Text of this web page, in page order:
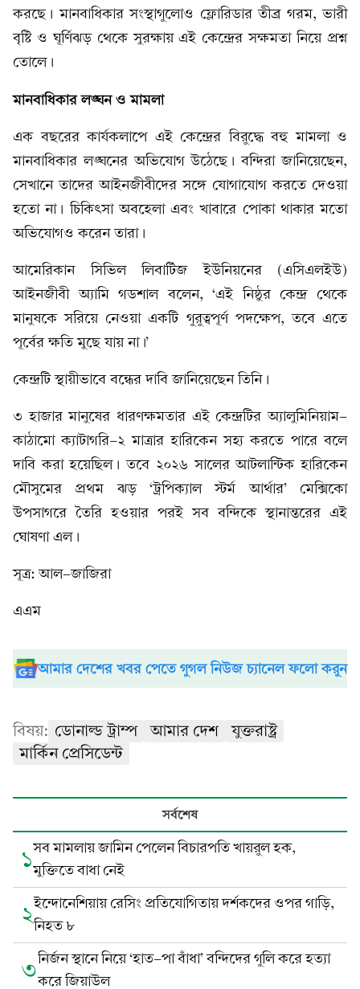
করছে। মানবাধিকার সংস্থাগুলোও ফ্লোরিডার তীব্র গরম, ভারী
বৃষ্টি ও ঘূর্ণিঝড় থেকে সুরক্ষায় এই কেন্দ্রের সক্ষমতা নিয়ে প্রশ্ন
তোলে।
মানবাধিকার লঙ্ঘন ও মামলা
এক বছরের কার্যকলাপে এই কেন্দ্রের বিরুদ্ধে বহু মামলা ও
মানবাধিকার লঙ্ঘনের অভিযোগ উঠেছে। বন্দিরা জানিয়েছেন,
সেখানে তাদের আইনজীবীদের সঙ্গে যোগাযোগ করতে দেওয়া
হতো না। চিকিৎসা অবহেলা এবং খাবারে পোকা থাকার মতো
অভিযোগও করেন তারা।
আমেরিকান সিভিল লিবার্টিজ ইউনিয়নের (এসিএলইউ)
আইনজীবী অ্যামি গডশাল বলেন, ‘এই নিষ্ঠুর কেন্দ্র থেকে
মানুষকে সরিয়ে নেওয়া একটি গুরুত্বপূর্ণ পদক্ষেপ, তবে এতে
পূর্বের ক্ষতি মুছে যায় না।’
কেন্দ্রটি স্থায়ীভাবে বন্ধের দাবি জানিয়েছেন তিনি।
৩ হাজার মানুষের ধারণক্ষমতার এই কেন্দ্রটির অ্যালুমিনিয়াম-
কাঠামো ক্যাটাগরি-২ মাত্রার হারিকেন সহ্য করতে পারে বলে
দাবি করা হয়েছিল। তবে ২০২৬ সালের আটলান্টিক হারিকেন
মৌসুমের প্রথম ঝড় ‘ট্রপিক্যাল স্টর্ম আর্থার’ মেক্সিকো
উপসাগরে তৈরি হওয়ার পরই সব বন্দিকে স্থানান্তরের এই
ঘোষণা এল।
সূত্র: আল-জাজিরা
এএম
আমার দেশের খবর পেতে গুগল নিউজ চ্যানেল ফলো করুন
বিষয়: ডোনাল্ড ট্রাম্প আমার দেশ
যুক্তরাষ্ট্র
মার্কিন প্রেসিডেন্ট
সর্বশেষ
১সব মামলায় জামিন পেলেন বিচারপতি খায়রুল হক,
মুক্তিতে বাধা নেই
২ইন্দোনেশিয়ায় রেসিং প্রতিযোগিতায় দর্শকদের ওপর গাড়ি,
নিহত ৮
৩নির্জন স্থানে নিয়ে ‘হাত-পা বাঁধা’ বন্দিদের গুলি করে হত্যা
করে জিয়াউল